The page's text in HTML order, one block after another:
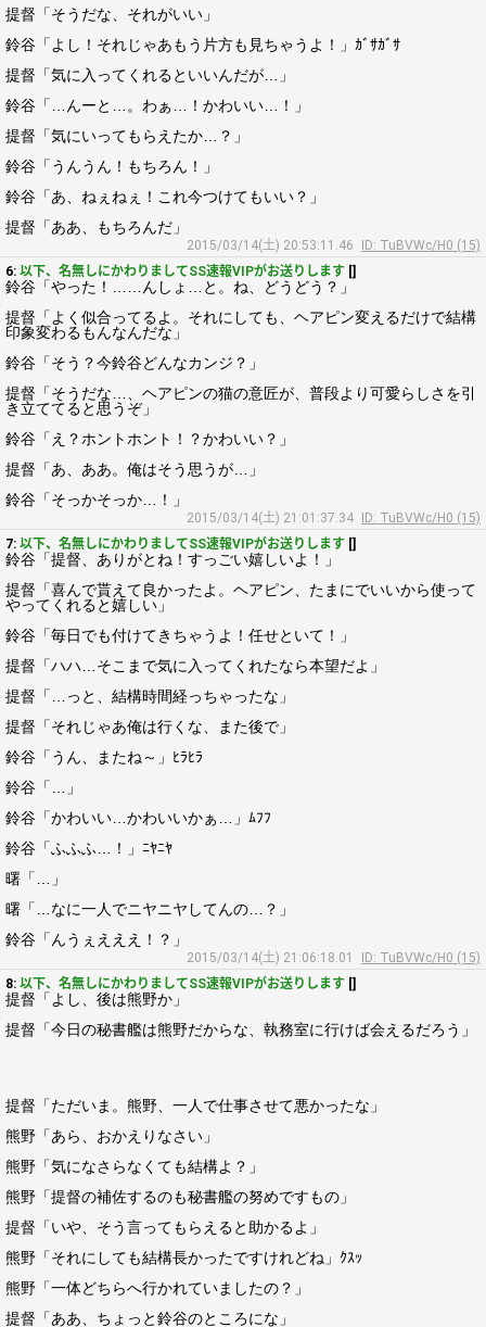
提督「そうだな、それがいい」
鈴谷「よし！それじゃあもう片方も見ちゃうよ！」ｶﾞｻｶﾞｻ
提督「気に入ってくれるといいんだが…」
鈴谷「…んーと…。わぁ…！かわいい…！」
提督「気にいってもらえたか…？」
鈴谷「うんうん！もちろん！」
鈴谷「あ、ねぇねぇ！これ今つけてもいい？」
提督「ああ、もちろんだ」
2015/03/14(土) 20:53:11.46
ID: TuBVWc/H0 (15)
6: 以下、名無しにかわりましてSS速報VIPがお送りします []
鈴谷「やった！……んしょ…と。ね、どうどう？」
提督「よく似合ってるよ。それにしても、ヘアピン変えるだけで結構
印象変わるもんなんだな」
鈴谷「そう？今鈴谷どんなカンジ？」
提督「そうだな…、ヘアピンの猫の意匠が、普段より可愛らしさを引
き立ててると思うぞ」
鈴谷「え？ホントホント！？かわいい？」
提督「あ、ああ。俺はそう思うが…」
鈴谷「そっかそっか…！」
2015/03/14(土) 21:01:37.34
ID: TuBVWc/H0 (15)
7: 以下、名無しにかわりましてSS速報VIPがお送りします []
鈴谷「提督、ありがとね！すっごい嬉しいよ！」
提督「喜んで貰えて良かったよ。ヘアピン、たまにでいいから使って
やってくれると嬉しい」
鈴谷「毎日でも付けてきちゃうよ！任せといて！」
提督「ハハ…そこまで気に入ってくれたなら本望だよ」
提督「…っと、結構時間経っちゃったな」
提督「それじゃあ俺は行くな、また後で」
鈴谷「うん、またね～」ﾋﾗﾋﾗ
鈴谷「…」
鈴谷「かわいい…かわいいかぁ…」ﾑﾌﾌ
鈴谷「ふふふ…！」ﾆﾔﾆﾔ
曙「…」
曙「…なに一人でニヤニヤしてんの…？」
鈴谷「んうぇえええ！？」
2015/03/14(土) 21:06:18.01
ID: TuBVWc/H0 (15)
8: 以下、名無しにかわりましてSS速報VIPがお送りします []
提督「よし、後は熊野か」
提督「今日の秘書艦は熊野だからな、執務室に行けば会えるだろう」
提督「ただいま。熊野、一人で仕事させて悪かったな」
熊野「あら、おかえりなさい」
熊野「気になさらなくても結構よ？」
熊野「提督の補佐するのも秘書艦の努めですもの」
提督「いや、そう言ってもらえると助かるよ」
熊野「それにしても結構長かったですけれどね」ｸｽｯ
熊野「一体どちらへ行かれていましたの？」
提督「ああ、ちょっと鈴谷のところにな」